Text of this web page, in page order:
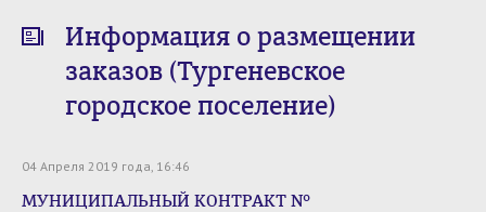
Информация о размещении
заказов (Тургеневское
городское поселение)
04 Апреля 2019 года, 16:46
МУНИЦИПАЛЬНЫЙ КОНТРАКТ №